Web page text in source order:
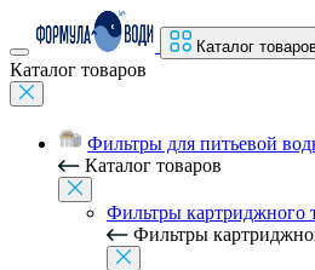
Каталог
Каталог товаров
Фильтры для питьевой
Каталог товаров
Фильтры картриджного
Фильтры